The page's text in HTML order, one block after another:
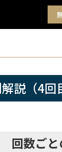
説（4回
回数ご